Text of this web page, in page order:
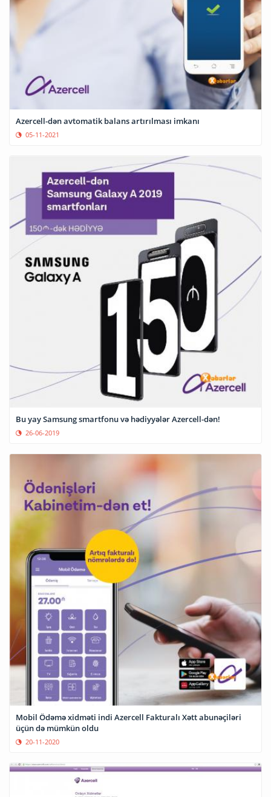
Azercell-dən avtomatik balans artırılması imkanı
05-11-2021
Bu yay Samsung smartfonu və hədiyyələr Azercell-dən!
26-06-2019
Mobil Ödəmə xidməti indi Azercell Fakturalı Xətt abunəçiləri
üçün də mümkün oldu
20-11-2020